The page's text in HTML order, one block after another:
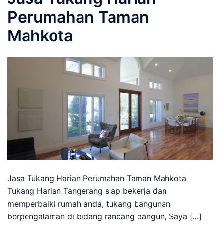
Perumahan Taman
Mahkota
Jasa Tukang Harian Perumahan Taman Mahkota
Tukang Harian Tangerang siap bekerja dan
memperbaiki rumah anda, tukang bangunan
berpengalaman di bidang rancang bangun, Saya […]